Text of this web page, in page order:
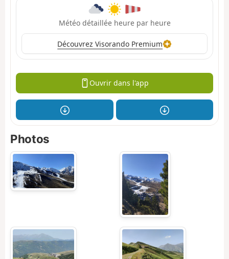
Météo détaillée heure par heure
Découvrez Visorando Premium
Ouvrir dans l'app
Photos